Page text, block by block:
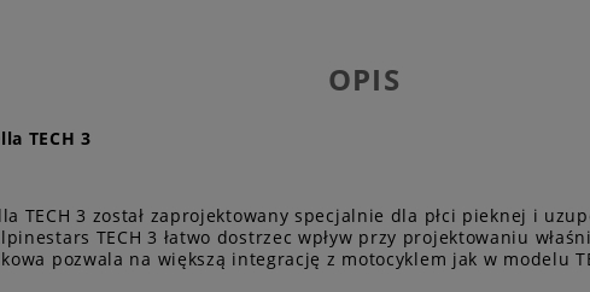
OPIS
TECH 3
TECH 3 został zaprojektowany specjalnie dla płci pieknej i
TECH 3 łatwo dostrzec wpływ przy projektowaniu
pozwala na większą integrację z motocyklem jak w modelu